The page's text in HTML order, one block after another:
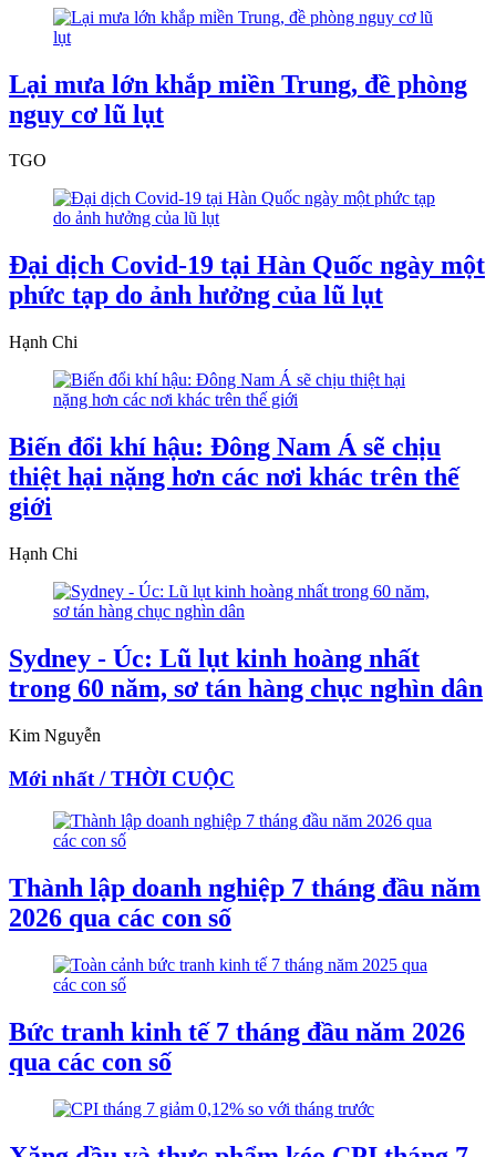
Lại mưa lớn khắp miền Trung, đề phòng
nguy cơ lũ lụt
TGO
Đại dịch Covid-19 tại Hàn Quốc ngày một
phức tạp do ảnh hưởng của lũ lụt
Hạnh Chi
Biến đổi khí hậu: Đông Nam Á sẽ chịu
thiệt hại nặng hơn các nơi khác trên thế
giới
Hạnh Chi
Sydney - Úc: Lũ lụt kinh hoàng nhất
trong 60 năm, sơ tán hàng chục nghìn dân
Kim Nguyễn
Mới nhất / THỜI CUỘC
Thành lập doanh nghiệp 7 tháng đầu năm
2026 qua các con số
Bức tranh kinh tế 7 tháng đầu năm 2026
qua các con số